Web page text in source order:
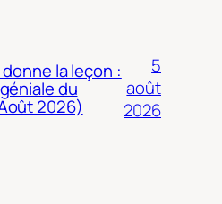
la leçon :
du
2026)
5
août
2026